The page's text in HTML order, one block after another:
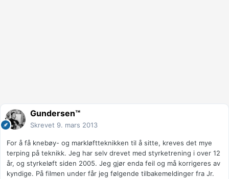
Gundersen™
Skrevet 9. mars 2013
For å få knebøy- og markløftteknikken til å sitte, kreves det mye
terping på teknikk. Jeg har selv drevet med styrketrening i over 12
år, og styrkeløft siden 2005. Jeg gjør enda feil og må korrigeres av
kyndige. På filmen under får jeg følgende tilbakemeldinger fra Jr.